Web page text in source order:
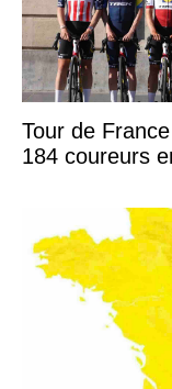
Tour de
184 coureurs